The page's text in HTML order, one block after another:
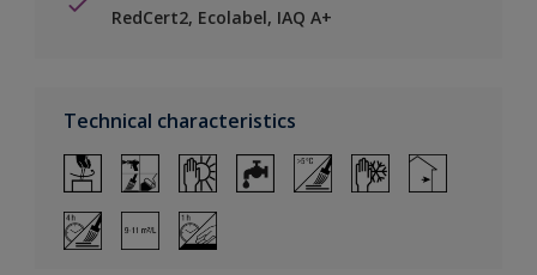
RedCert2, Ecolabel, IAQ A+
Technical characteristics